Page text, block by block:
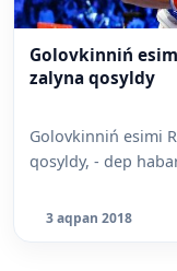
Golovkinniń
zalyna qosyldy
Golovkinniń esimi
qosyldy, - dep
3 aqpan 2018